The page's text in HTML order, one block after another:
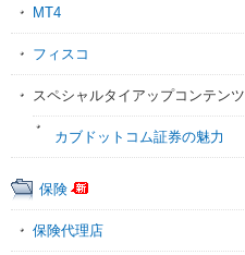
MT4
フィスコ
スペシャルタイアップコンテンツ
カブドットコム証券の魅力
保険
保険代理店